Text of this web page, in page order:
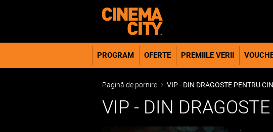
PROGRAM OFERTE PREMIILE VERII
Pagină de pornire VIP - DIN DRAGOSTE PENTRU
VIP - DIN